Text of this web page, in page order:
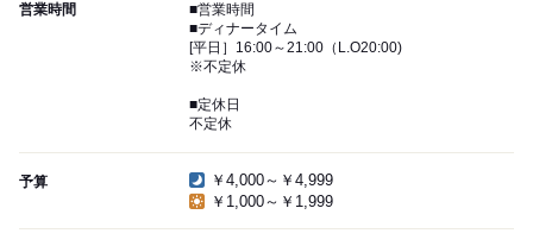
営業時間
■営業時間
■ディナータイム
[平日］16:00～21:00（L.O20:00)
※不定休
■定休日
不定休
予算
￥4,000～￥4,999
￥1,000～￥1,999